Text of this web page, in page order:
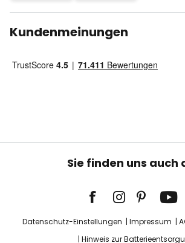
Kundenmeinungen
Sie finden uns auch
Datenschutz-Einstellungen Impressum
Hinweis zur